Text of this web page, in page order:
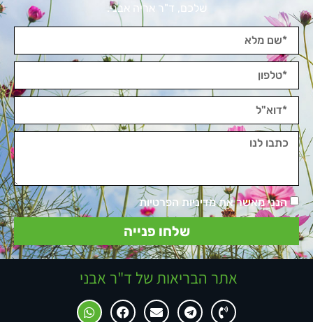
שלכם, ד"ר אריה אבני.
הנני מאשר את מדיניות הפרטיות
שלחו פנייה
אתר הבריאות של ד"ר אבני